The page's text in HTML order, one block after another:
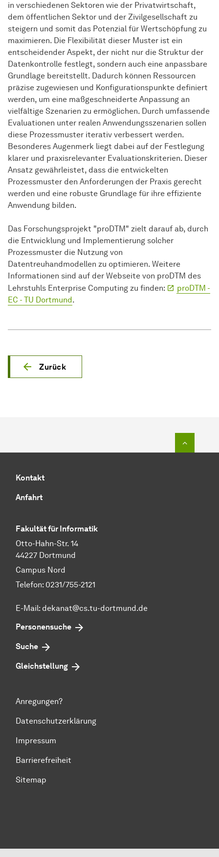
in verschiedenen Sektoren wie der Privatwirtschaft,
dem öffentlichen Sektor und der Zivilgesellschaft zu
steigern und somit das Potenzial für Wertschöpfung zu
maximieren. Die Flexibilität dieser Muster ist ein
entscheidender Aspekt, der nicht nur die Struktur der
Datenkontrolle festlegt, sondern auch eine anpassbare
Grundlage bereitstellt. Dadurch können Ressourcen
präzise zugewiesen und Konfigurationspunkte definiert
werden, um eine maßgeschneiderte Anpassung an
vielfältige Szenarien zu ermöglichen. Durch umfassende
Evaluationen unter realen Anwendungsszenarien sollen
diese Prozessmuster iterativ verbessert werden.
Besonderes Augenmerk liegt dabei auf der Festlegung
klarer und praxisrelevanter Evaluationskriterien. Dieser
Ansatz gewährleistet, dass die entwickelten
Prozessmuster den Anforderungen der Praxis gerecht
werden und eine robuste Grundlage für ihre effiziente
Anwendung bilden.
Das Forschungsprojekt "proDTM" zielt darauf ab, durch
die Entwicklung und Implementierung solcher
Prozessmuster die Nutzung von
Datentreuhandmodellen zu optimieren. Weitere
Informationen sind auf der Webseite von proDTM des
Lehrstuhls Enterprise Computing zu finden:
proDTM -
EC - TU Dortmund.
Zurück
Kontakt
Anfahrt
Fakultät für Informatik
Otto-Hahn-Str. 14
44227 Dortmund
Campus Nord
Telefon: 0231/755-2121
E-Mail: dekanat@cs.tu-dortmund.de
Personensuche
Suche
Gleichstellung
Anregungen?
Datenschutzerklärung
Impressum
Barrierefreiheit
Sitemap